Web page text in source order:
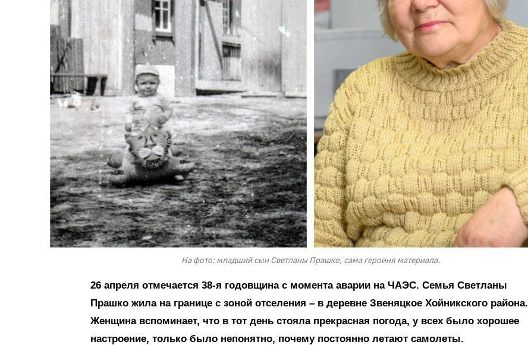
На фото: младший сын Светланы Прашко, сама героиня материала.
26 апреля отмечается 38-я годовщина с момента аварии на ЧАЭС. Семья Светланы
Прашко жила на границе с зоной отселения – в деревне Звеняцкое Хойникского района.
Женщина вспоминает, что в тот день стояла прекрасная погода, у всех было хорошее
настроение, только было непонятно, почему постоянно летают самолеты.